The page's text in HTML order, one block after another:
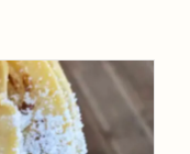
festive et
: